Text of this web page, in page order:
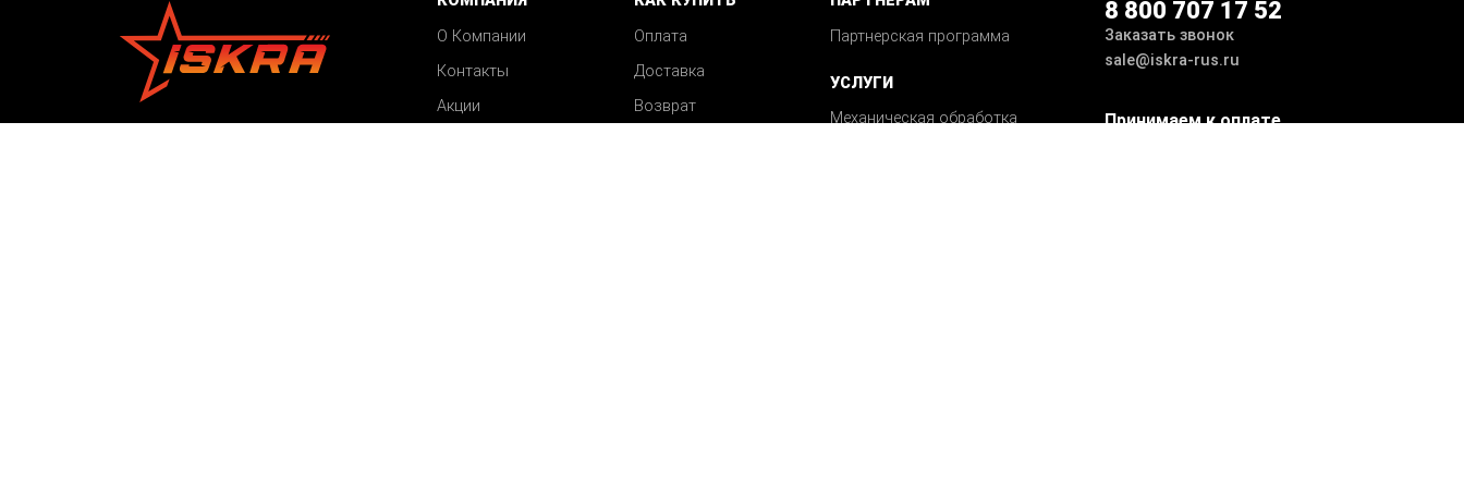
О Компании
Контакты
Акции
Оплата
Доставка
Возврат
Партнерская программа
УСЛУГИ
Механическая обработка
8 800 707 17 52
Заказать звонок
sale@iskra-rus.ru
Принимаем к оплате